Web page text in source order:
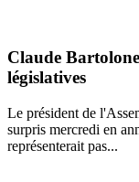
Claude
législatives
Le président de
surpris mercredi en
représenterait pas...